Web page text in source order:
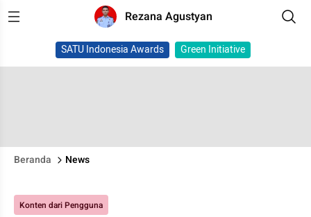
Rezana Agustyan
SATU Indonesia Awards Green Initiative
Beranda News
Konten dari Pengguna